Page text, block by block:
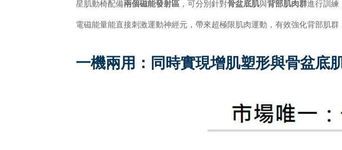
星肌動椅配備兩個磁能發射區 ，可分別針對骨盆底肌與背部肌肉群進行訓練
電磁能量能直接刺激運動神經元，帶來超極限肌肉運動，有效強化背部肌
一機兩用： 同時實現增肌塑形與骨盆底